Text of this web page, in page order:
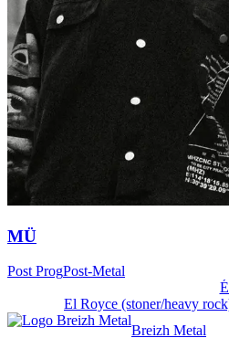
MÜ
Post ProgPost-Metal
El Royce (stoner/heavy
Breizh Metal